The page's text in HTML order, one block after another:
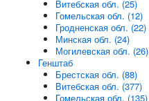
Витебская обл. (25)
Гомельская обл. (12)
Гродненская обл. (22)
Минская обл. (24)
Могилевская обл. (26)
Генштаб
Брестская обл. (88)
Витебская обл. (377)
Гомельская обл. (135)